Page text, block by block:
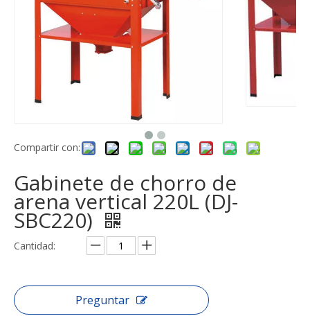
Compartir con:
Gabinete de chorro de
arena vertical 220L (DJ-
SBC220)
Cantidad:
Preguntar